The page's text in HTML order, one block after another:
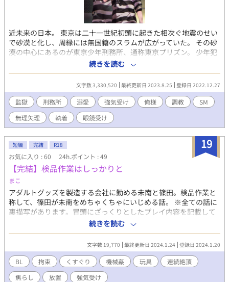
泉より) ハイファンタジー/ダークファンタジー/≠魔王?/魔族/神
話/死神/近親/暗鬱/退廃/背徳/幻想/耽美/相姦/官能/快楽/美形攻め/
ツンデレ受け/強気受け/鬼畜/プチSM/ドS攻め/ドロドロ/禁断の恋/
禁断愛/偏愛/紆余曲折/裏切り/拗らせ愛/NL要素あり
近未来の日本。 東京は二十一世紀初頭に起きた相次ぐ地震のせい
で砂漠と化し、周縁には無国籍のスラムが広がっていた。 その砂
漠の中心にあるのが東京少年刑務所、通称東京プリズン。 少年犯
罪の増加に頭を痛めた政府が半世紀前に設立した、入ったら二度
と出られないと言われる悪名高い刑務所。 それぞれの理由を抱え
て劣悪な刑務所に送りこまれた少年たちの群像劇。 （ＳＦ／バイ
オレンス／アクション／ＢＬ１８禁） （カプ傾向 寡黙包容攻め
×クール強気受け 美形俺様攻め×強気意地っ張り受け） 表紙：
あさを（@asawo0）様
続きを読む
文字数 3,330,520 最終更新日 2023.8.25 登録日 2022.12.27
監獄 刑務所 溺愛 強気受け 俺様 調教
SM
無理矢理
執着 眼鏡受け
19
短編 完結 R18
お気に入り : 60 24h.ポイント : 49
【完結】検品作業はしっかりと
まこ
アダルトグッズを製造する会社に勤める未南と篠田。検品作業と
称して、篠田が未南をめちゃくちゃにいじめる話。 ※全ての話に
裏描写があります。冒頭にざっくりとしたプレイ内容を記載して
いるので読めるものだけ読んでもらえれば幸いです。 含まれるプ
レイ内容 拘束/くすぐり/機械姦/玩具/連続絶頂/焦らし/放置/強気
受けetc. ※別シリーズ・リクエスト作品etc.のSpecial②CROSS
OVERにて、訓練・任務シリーズと世界線が交わりました。篠田×
未南の番外編は今後リクエスト作品etc.に投稿するので、このシ
リーズは完結にしました。
続きを読む
文字数 19,770 最終更新日 2024.1.24 登録日 2024.1.20
BL 拘束 くすぐり 機械姦 玩具
連続絶頂
焦らし
放置 強気受け